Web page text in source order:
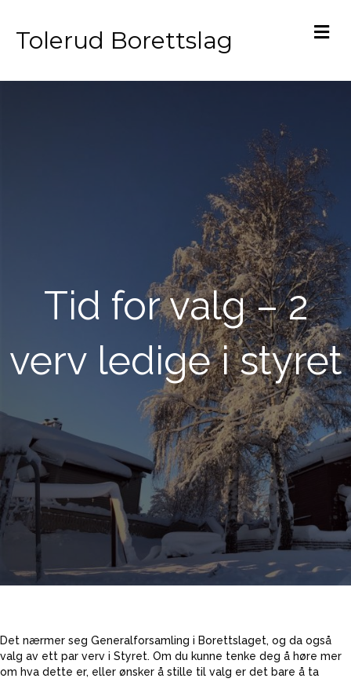
Tolerud Borettslag
Tid for valg – 2
verv ledige i styret
Det nærmer seg Generalforsamling i Borettslaget, og da også
valg av ett par verv i Styret. Om du kunne tenke deg å høre mer
om hva dette er, eller ønsker å stille til valg er det bare å ta